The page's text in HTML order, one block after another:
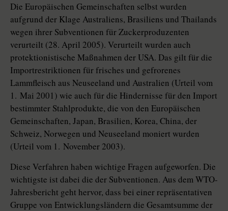
Die Europäischen Gemeinschaften selbst wurden
aufgrund der Klage Australiens, Brasiliens und Thailands
wegen ihrer Subventionen für Zuckerproduzenten
verurteilt (28. April 2005). Verurteilt wurden auch
protektionistische Maßnahmen der USA. Das gilt für die
Importrestriktionen für frisches und gefrorenes
Lammfleisch aus Neuseeland und Australien (Urteil vom
1. Mai 2001) wie auch für die Hindernisse für den Import
bestimmter Stahlprodukte, die von den Europäischen
Gemeinschaften, Japan, Brasilien, Korea, China, der
Schweiz, Norwegen und Neuseeland moniert wurden
(Urteil vom 1. November 2003).
Diese Verfahren haben wichtige Fragen aufgeworfen. Die
wichtigste ist dabei die der Subventionen. Aus dem WTO-
Jahresbericht geht hervor, dass bei einer repräsentativen
Gruppe von Entwicklungsländern die Gesamtsumme der